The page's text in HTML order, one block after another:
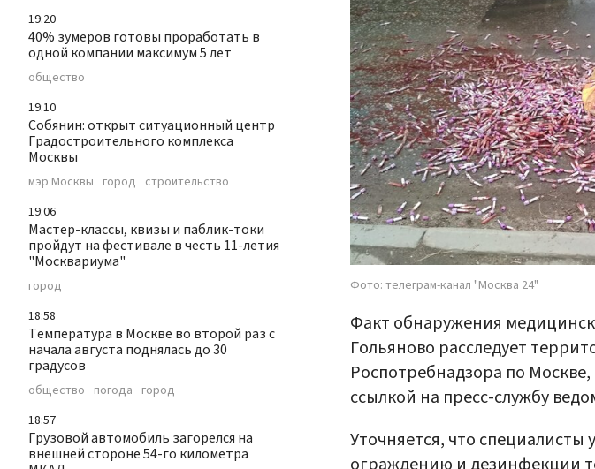
19:20
40% зумеров готовы проработать в
одной компании максимум 5 лет
общество
19:10
Собянин: открыт ситуационный центр
Градостроительного комплекса
Москвы
мэр Москвы город строительство
19:06
Мастер-классы, квизы и паблик-токи
пройдут на фестивале в честь 11-летия
"Москвариума"
город
18:58
Температура в Москве во второй раз с
начала августа поднялась до 30
градусов
общество погода город
18:57
Грузовой автомобиль загорелся на
внешней стороне 54-го километра
Фото: телеграм-канал "Москва 24"
Факт обнаружения
Гольяново расследует
Роспотребнадзора по
ссылкой на пресс-службу
Уточняется, что